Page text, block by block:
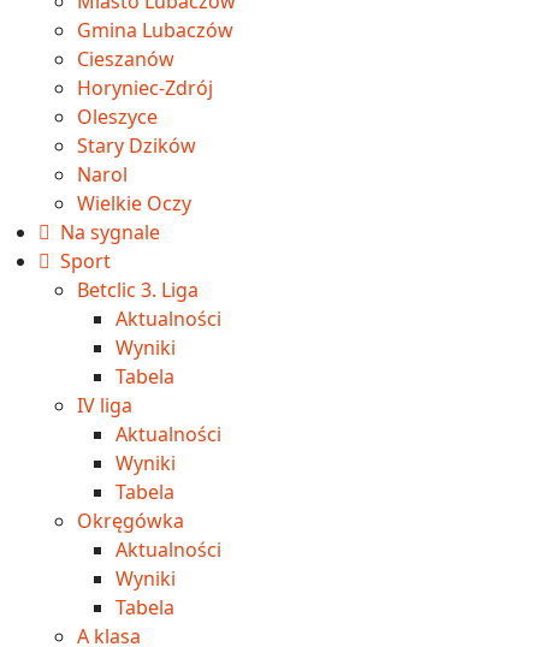
Gmina Lubaczów
Cieszanów
Horyniec-Zdrój
Oleszyce
Stary Dzików
Narol
Wielkie Oczy
Na sygnale
Sport
Betclic 3. Liga
Aktualności
Wyniki
Tabela
IV liga
Aktualności
Wyniki
Tabela
Okręgówka
Aktualności
Wyniki
Tabela
A klasa